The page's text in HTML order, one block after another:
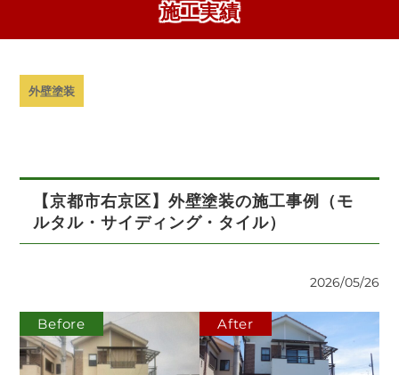
施工実績
外壁塗装
【京都市右京区】外壁塗装の施工事例（モ
ルタル・サイディング・タイル）
2026/05/26